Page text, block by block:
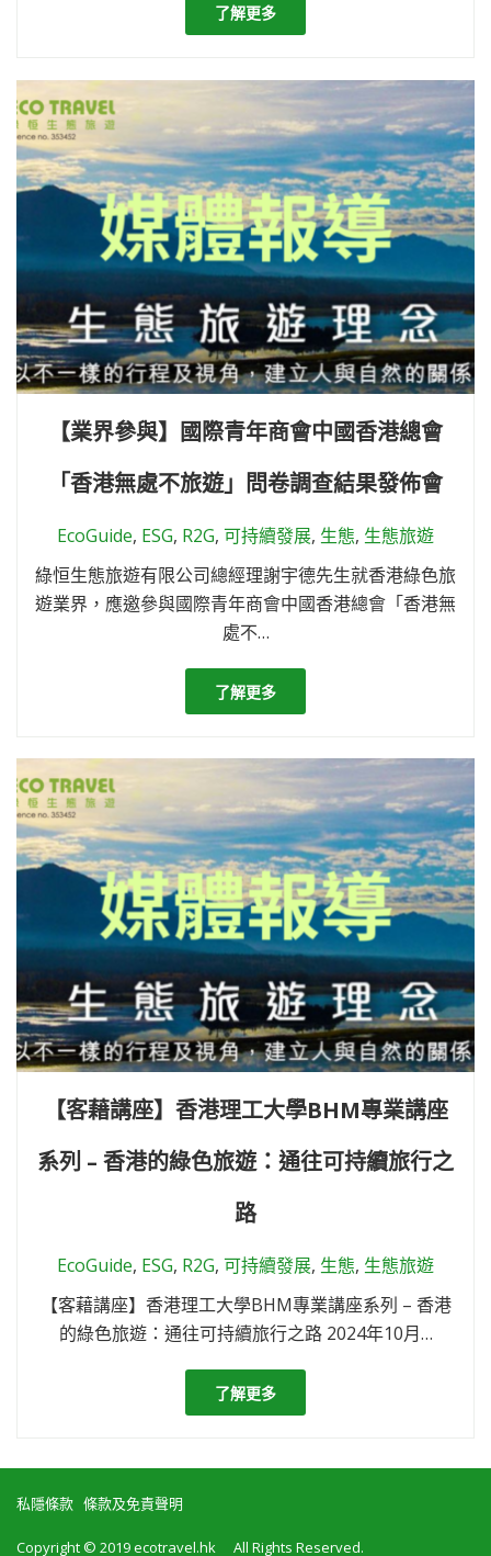
了解更多
【業界參與】國際青年商會中國香港總會
「香港無處不旅遊」問卷調查結果發佈會
EcoGuide, ESG, R2G, 可持續發展, 生態, 生態旅遊
綠恒生態旅遊有限公司總經理謝宇德先生就香港綠色旅
遊業界，應邀參與國際青年商會中國香港總會「香港無
處不…
了解更多
【客藉講座】香港理工大學BHM專業講座
系列 – 香港的綠色旅遊：通往可持續旅行之
路
EcoGuide, ESG, R2G, 可持續發展, 生態, 生態旅遊
【客藉講座】香港理工大學BHM專業講座系列 – 香港
的綠色旅遊：通往可持續旅行之路 2024年10月…
了解更多
私隱條款 條款及免責聲明
Copyright © 2019 ecotravel.hk All Rights Reserved.